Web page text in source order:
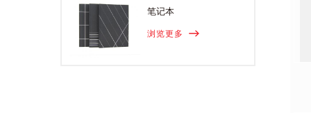
笔记本
浏览更多